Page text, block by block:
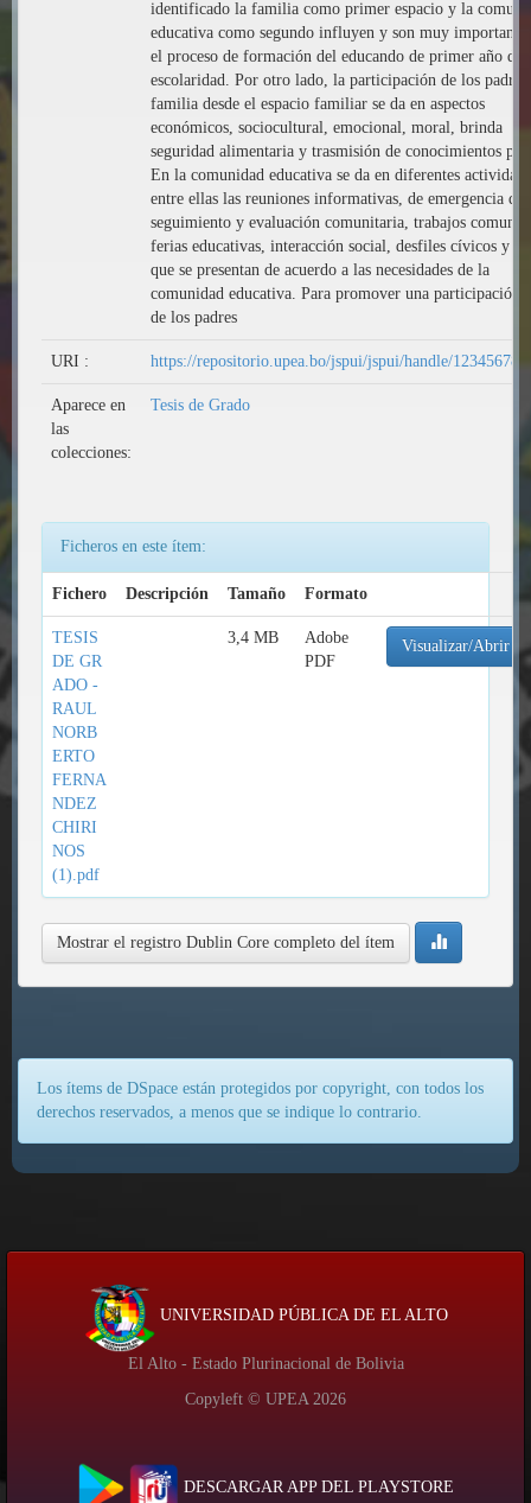
identificado la familia como primer espacio y la
educativa como segundo influyen y son muy
el proceso de formación del educando de primer año de
escolaridad. Por otro lado, la participación de los padres
familia desde el espacio familiar se da en aspectos
económicos, sociocultural, emocional, moral, brinda
seguridad alimentaria y trasmisión de conocimientos
En la comunidad educativa se da en diferentes
entre ellas las reuniones informativas, de emergencia de
seguimiento y evaluación comunitaria, trabajos
ferias educativas, interacción social, desfiles cívicos y
que se presentan de acuerdo a las necesidades de la
comunidad educativa. Para promover una participación
de los padres
URI : https://repositorio.upea.bo/jspui/jspui/handle/
Aparece en
las
colecciones:
Tesis de Grado
Ficheros en este ítem:
Fichero Descripción Tamaño Formato
TESIS
DE GR
ADO -
RAUL
NORB
ERTO
FERNA
NDEZ
CHIRI
NOS
(1).pdf
3,4 MB
Adobe
PDF
Visualizar/Abrir
Mostrar el registro Dublin Core completo del ítem
Los ítems de DSpace están protegidos por copyright, con todos los
derechos reservados, a menos que se indique lo contrario.
UNIVERSIDAD PÚBLICA DE EL ALTO
El Alto - Estado Plurinacional de Bolivia
Copyleft © UPEA 2026
DESCARGAR APP DEL PLAYSTORE